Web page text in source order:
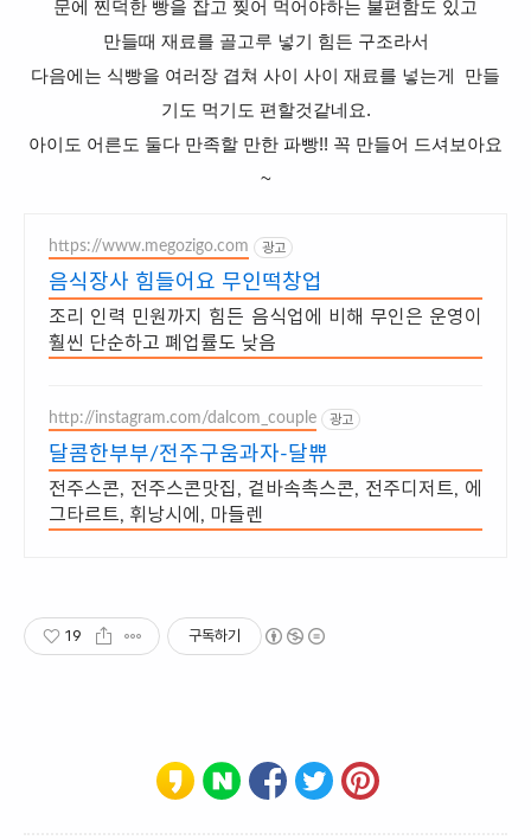
문에 찐덕한 빵을 잡고 찢어 먹어야하는 불편함도 있고
만들때 재료를 골고루 넣기 힘든 구조라서
다음에는 식빵을 여러장 겹쳐 사이 사이 재료를 넣는게 만들
기도 먹기도 편할것같네요.
아이도 어른도 둘다 만족할 만한 파빵!! 꼭 만들어 드셔보아요
~
https://www.megozigo.com 광고
음식장사 힘들어요 무인떡창업
조리 인력 민원까지 힘든 음식업에 비해 무인은 운영이
훨씬 단순하고 폐업률도 낮음
http://instagram.com/dalcom_couple 광고
달콤한부부/전주구움과자-달쀼
전주스콘, 전주스콘맛집, 겉바속촉스콘, 전주디저트, 에
그타르트, 휘낭시에, 마들렌
19 구독하기